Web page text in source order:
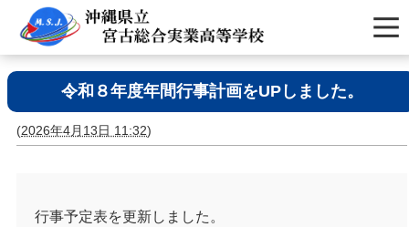
令和８年度年間行事計画をUPしました。
(2026年4月13日 11:32)
行事予定表を更新しました。